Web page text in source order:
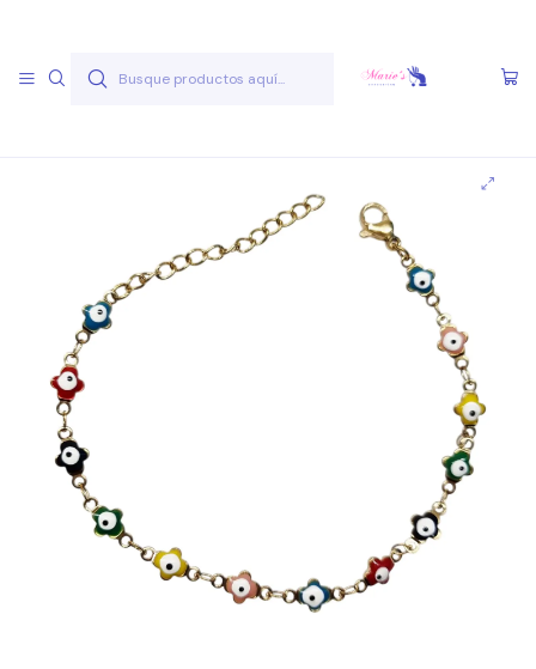
Inicio Joyas Acero Quirúgico Pulseras Acero Quirúgico
Pulseras A.Q. Doradas Pulsera AQ D 5